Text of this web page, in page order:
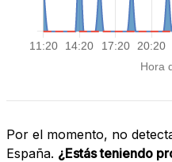
Por el momento, no
España. ¿Estás teniendo